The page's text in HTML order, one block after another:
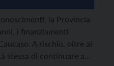
la Provincia
i finanziamenti
A rischio, oltre ai
stessa di continuare a